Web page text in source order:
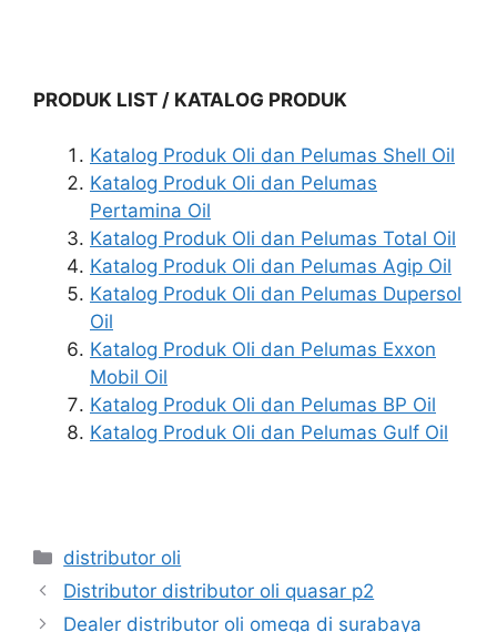
PRODUK LIST / KATALOG PRODUK
Katalog Produk Oli dan Pelumas Shell Oil
Katalog Produk Oli dan Pelumas
Pertamina Oil
Katalog Produk Oli dan Pelumas Total Oil
Katalog Produk Oli dan Pelumas Agip Oil
Katalog Produk Oli dan Pelumas Dupersol
Oil
Katalog Produk Oli dan Pelumas Exxon
Mobil Oil
Katalog Produk Oli dan Pelumas BP Oil
Katalog Produk Oli dan Pelumas Gulf Oil
distributor oli
Distributor distributor oli quasar p2
Dealer distributor oli omega di surabaya